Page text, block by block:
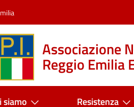
Associazione
Reggio Emilia
siamo Resistenza